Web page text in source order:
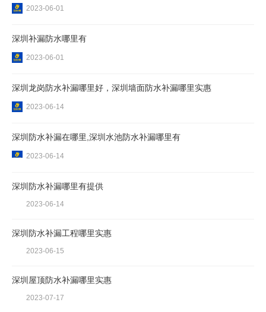
2023-06-01
深圳补漏防水哪里有
2023-06-01
深圳龙岗防水补漏哪里好，深圳墙面防水补漏哪里实惠
2023-06-14
深圳防水补漏在哪里,深圳水池防水补漏哪里有
2023-06-14
深圳防水补漏哪里有提供
2023-06-14
深圳防水补漏工程哪里实惠
2023-06-15
深圳屋顶防水补漏哪里实惠
2023-07-17